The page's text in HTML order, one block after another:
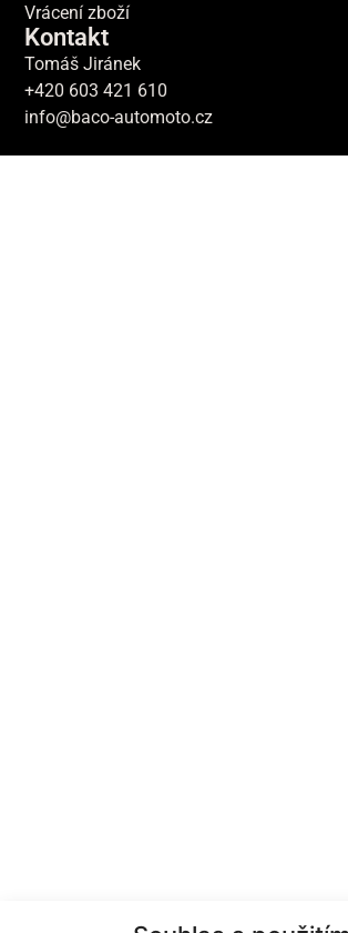
Vrácení zboží
Kontakt
Tomáš Jiránek
+420 603 421 610
info@baco-automoto.cz